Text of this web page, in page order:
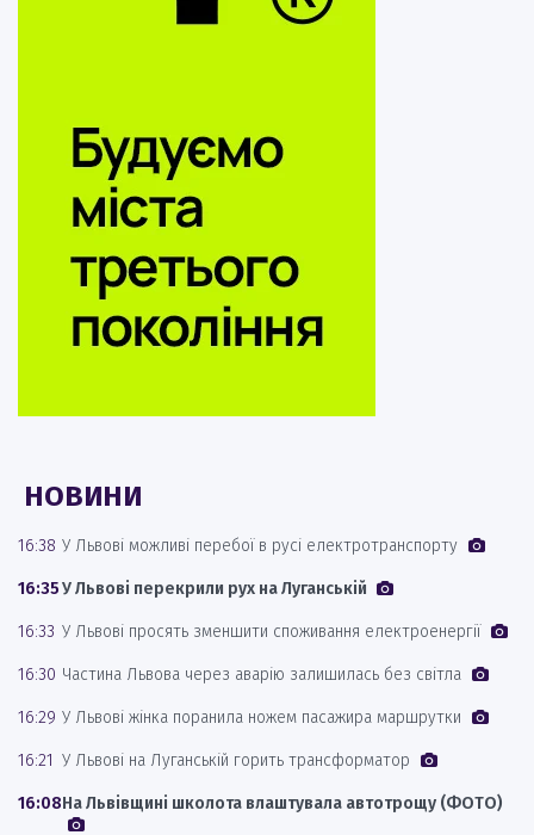
НОВИНИ
16:38 У Львові можливі перебої в русі електротранспорту
16:35У Львові перекрили рух на Луганській
16:33 У Львові просять зменшити споживання електроенергії
16:30 Частина Львова через аварію залишилась без світла
16:29 У Львові жінка поранила ножем пасажира маршрутки
16:21 У Львові на Луганській горить трансформатор
16:08На Львівщині школота влаштувала автотрощу (ФОТО)